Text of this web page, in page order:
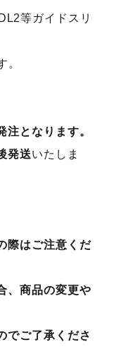
等ガイドスリ
。
となります。
発送いたしま
際はご注意くだ
、商品の変更や
でご了承くださ